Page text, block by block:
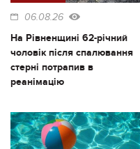
06.08.26
На Рівненщині 62-річний
чоловік після спалювання
стерні потрапив в
реанімацію